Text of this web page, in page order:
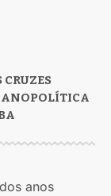
POLÍTICA
anos